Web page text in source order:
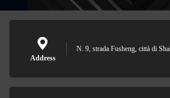
Address
N. 9, strada Fusheng, città di